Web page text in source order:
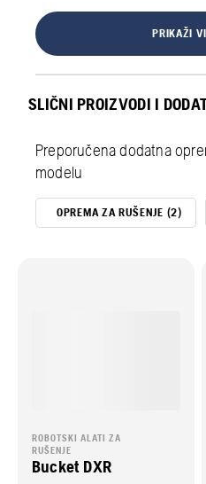
PRIKAŽI
SLIČNI PROIZVODI I
Preporučena dodatna
modelu
OPREMA ZA RUŠENJE (2)
ROBOTSKI ALATI ZA
RUŠENJE
Bucket DXR